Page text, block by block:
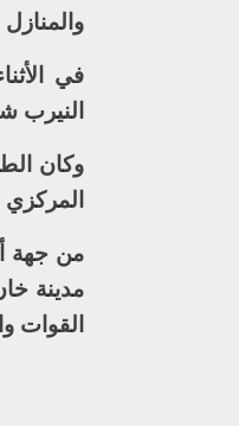
في
النيرب
وكان
من جهة
مدينة
القوات